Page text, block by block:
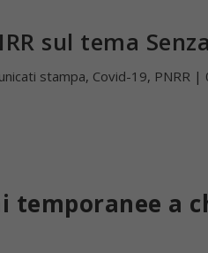
sul tema
stampa, Covid-19, PNRR |
temporanee a